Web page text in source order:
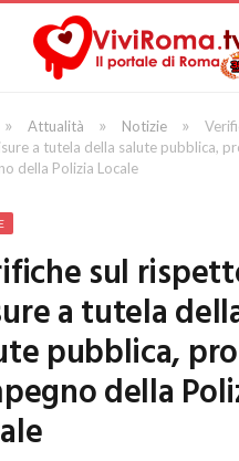
» Attualità » Notizie »
a tutela della salute pubblica,
della Polizia Locale
sul
a tutela
pubblica,
della